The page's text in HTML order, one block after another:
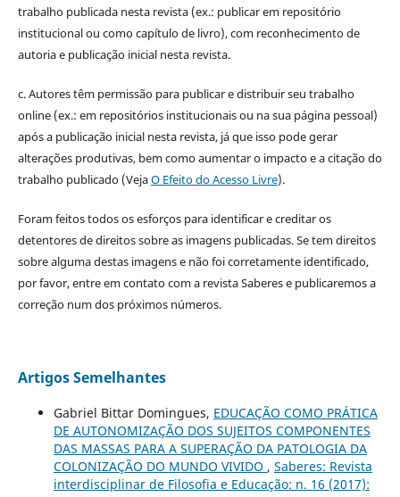
trabalho publicada nesta revista (ex.: publicar em repositório
institucional ou como capítulo de livro), com reconhecimento de
autoria e publicação inicial nesta revista.
c. Autores têm permissão para publicar e distribuir seu trabalho
online (ex.: em repositórios institucionais ou na sua página pessoal)
após a publicação inicial nesta revista, já que isso pode gerar
alterações produtivas, bem como aumentar o impacto e a citação do
trabalho publicado (VejaO Efeito do Acesso Livre).
Foram feitos todos os esforços para identificar e creditar os
detentores de direitos sobre as imagens publicadas. Se tem direitos
sobre alguma destas imagens e não foi corretamente identificado,
por favor, entre em contato com a revista Saberes e publicaremos a
correção num dos próximos números.
Artigos Semelhantes
Gabriel Bittar Domingues, EDUCAÇÃO COMO PRÁTICA
DE AUTONOMIZAÇÃO DOS SUJEITOS COMPONENTES
DAS MASSAS PARA A SUPERAÇÃO DA PATOLOGIA DA
COLONIZAÇÃO DO MUNDO VIVIDO , Saberes: Revista
interdisciplinar de Filosofia e Educação: n. 16 (2017):